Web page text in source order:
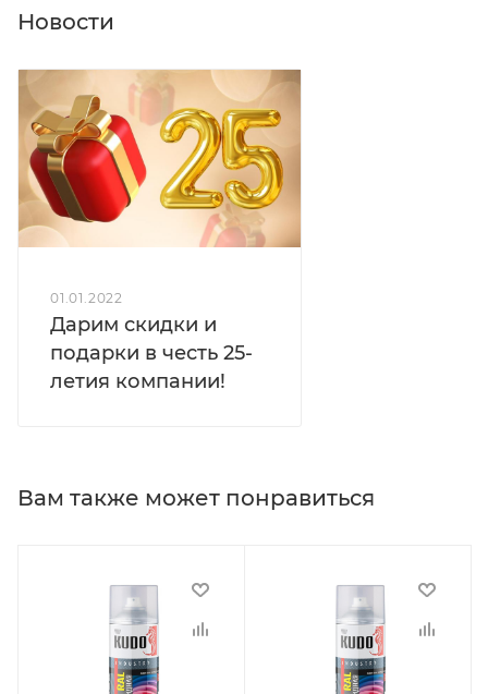
Новости
01.01.2022
Дарим скидки и
подарки в честь 25-
летия компании!
Вам также может понравиться